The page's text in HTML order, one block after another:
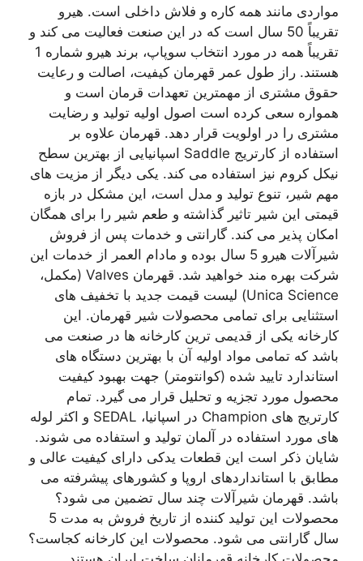
مواردی مانند همه کاره و فلاش داخلی است. هیرو
تقریباً 50 سال است که در این صنعت فعالیت می کند و
تقریباً همه در مورد انتخاب سوپاپ، برند هیرو شماره 1
هستند. راز طول عمر قهرمان کیفیت، اصالت و رعایت
حقوق مشتری از مهمترین تعهدات قرمان است و
همواره سعی کرده است اصول اولیه تولید و رضایت
مشتری را در اولویت قرار دهد. قهرمان علاوه بر
استفاده از کارتریج Saddle اسپانیایی از بهترین سطح
نیکل کروم نیز استفاده می کند. یکی دیگر از مزیت های
مهم شیر، تنوع تولید و مدل است، این مشکل در بازه
قیمتی این شیر تاثیر گذاشته و طعم شیر را برای همگان
امکان پذیر می کند. گارانتی و خدمات پس از فروش
شیرآلات هیرو 5 سال بوده و مادام العمر از خدمات این
شرکت بهره مند خواهید شد. قهرمان Valves (مکمل،
Unica Science) لیست قیمت جدید با تخفیف های
استثنایی برای تمامی محصولات شیر قهرمان. این
کارخانه یکی از قدیمی ترین کارخانه ها در صنعت می
باشد که تمامی مواد اولیه آن با بهترین دستگاه های
استاندارد تایید شده (کوانتومتر) جهت بهبود کیفیت
محصول مورد تجزیه و تحلیل قرار می گیرد. تمام
کارتریج های Champion در اسپانیا، SEDAL و اکثر لوله
های مورد استفاده در آلمان تولید و استفاده می شوند.
شایان ذکر است این قطعات یدکی دارای کیفیت عالی و
مطابق با استانداردهای اروپا و کشورهای پیشرفته می
باشد. قهرمان شیرآلات چند سال تضمین می شود؟
محصولات این تولید کننده از تاریخ فروش به مدت 5
سال گارانتی می شود. محصولات این کارخانه کجاست؟